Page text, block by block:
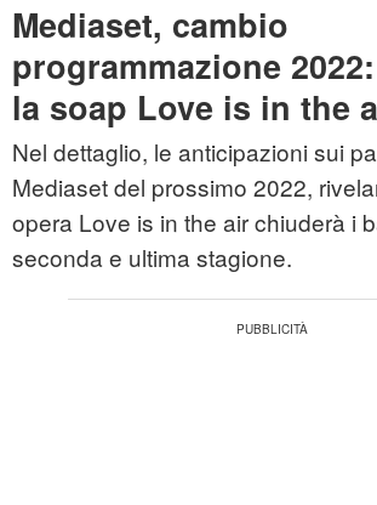
Mediaset, cambio
programmazione
la soap Love is in the
Nel dettaglio, le anticipazioni sui
Mediaset del prossimo 2022,
opera Love is in the air chiuderà i
seconda e ultima stagione.